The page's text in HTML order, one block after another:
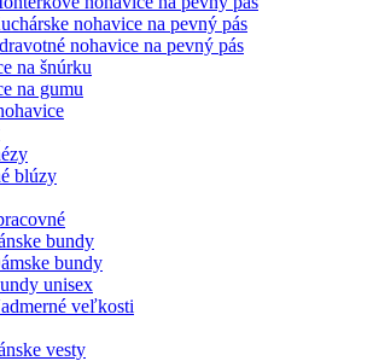
nohavice na pevný pás
nohavice na pevný pás
na šnúrku
na gumu
blúzy
bundy
bundy
unisex
veľkosti
vesty